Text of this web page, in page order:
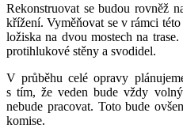
Rekonstruovat se budou rovněž
křížení. Vyměňovat se v rámci
ložiska na dvou mostech na
protihlukové stěny a svodidel.
V průběhu celé opravy
s tím, že veden bude vždy
nebude pracovat. Toto bude
komise.